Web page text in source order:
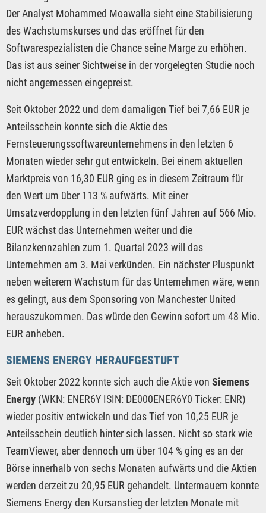
Der Analyst Mohammed Moawalla sieht eine Stabilisierung
des Wachstumskurses und das eröffnet für den
Softwarespezialisten die Chance seine Marge zu erhöhen.
Das ist aus seiner Sichtweise in der vorgelegten Studie noch
nicht angemessen eingepreist.
Seit Oktober 2022 und dem damaligen Tief bei 7,66 EUR je
Anteilsschein konnte sich die Aktie des
Fernsteuerungssoftwareunternehmens in den letzten 6
Monaten wieder sehr gut entwickeln. Bei einem aktuellen
Marktpreis von 16,30 EUR ging es in diesem Zeitraum für
den Wert um über 113 % aufwärts. Mit einer
Umsatzverdopplung in den letzten fünf Jahren auf 566 Mio.
EUR wächst das Unternehmen weiter und die
Bilanzkennzahlen zum 1. Quartal 2023 will das
Unternehmen am 3. Mai verkünden. Ein nächster Pluspunkt
neben weiterem Wachstum für das Unternehmen wäre, wenn
es gelingt, aus dem Sponsoring von Manchester United
herauszukommen. Das würde den Gewinn sofort um 48 Mio.
EUR anheben.
SIEMENS ENERGY HERAUFGESTUFT
Seit Oktober 2022 konnte sich auch die Aktie von Siemens
Energy (WKN: ENER6Y ISIN: DE000ENER6Y0 Ticker: ENR)
wieder positiv entwickeln und das Tief von 10,25 EUR je
Anteilsschein deutlich hinter sich lassen. Nicht so stark wie
TeamViewer, aber dennoch um über 104 % ging es an der
Börse innerhalb von sechs Monaten aufwärts und die Aktien
werden derzeit zu 20,95 EUR gehandelt. Untermauern konnte
Siemens Energy den Kursanstieg der letzten Monate mit